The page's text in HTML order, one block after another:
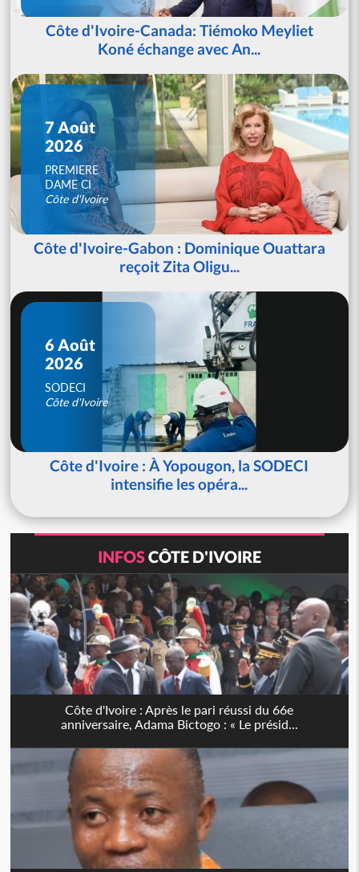
Côte d'Ivoire-Canada: Tiémoko Meyliet
Koné échange avec An...
7 Août
2026
PREMIERE
DAME CI
Côte d'Ivoire
Côte d'Ivoire-Gabon : Dominique Ouattara
reçoit Zita Oligu...
6 Août
2026
SODECI
Côte d'Ivoire
Côte d'Ivoire : À Yopougon, la SODECI
intensifie les opéra...
INFOSCÔTE D'IVOIRE
Côte d'Ivoire : Après le pari réussi du 66e
anniversaire, Adama Bictogo : « Le présid...